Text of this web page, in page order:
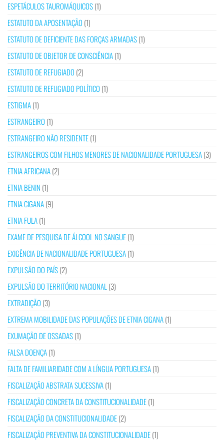
ESPETÁCULOS TAUROMÁQUICOS(1)
ESTATUTO DA APOSENTAÇÃO (1)
ESTATUTO DE DEFICIENTE DAS FORÇAS ARMADAS(1)
ESTATUTO DE OBJETOR DE CONSCIÊNCIA(1)
ESTATUTO DE REFUGIADO (2)
ESTATUTO DE REFUGIADO POLÍTICO (1)
ESTIGMA(1)
ESTRANGEIRO (1)
ESTRANGEIRO NÃO RESIDENTE(1)
ESTRANGEIROS COM FILHOS MENORES DE NACIONALIDADE PORTUGUESA(3)
ETNIA AFRICANA(2)
ETNIA BENIN (1)
ETNIA CIGANA(9)
ETNIA FULA(1)
EXAME DE PESQUISA DE ÁLCOOL NO SANGUE(1)
EXIGÊNCIA DE NACIONALIDADE PORTUGUESA(1)
EXPULSÃO DO PAÍS(2)
EXPULSÃO DO TERRITÓRIO NACIONAL (3)
EXTRADIÇÃO (3)
EXTREMA MOBILIDADE DAS POPULAÇÕES DE ETNIA CIGANA(1)
EXUMAÇÃO DE OSSADAS(1)
FALSA DOENÇA(1)
FALTA DE FAMILIARIDADE COM A LÍNGUA PORTUGUESA(1)
FISCALIZAÇÃO ABSTRATA SUCESSIVA(1)
FISCALIZAÇÃO CONCRETA DA CONSTITUCIONALIDADE(1)
FISCALIZAÇÃO DA CONSTITUCIONALIDADE(2)
FISCALIZAÇÃO PREVENTIVA DA CONSTITUCIONALIDADE(1)